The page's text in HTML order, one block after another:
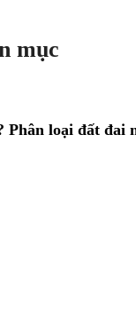
mục
Phân loại đất đai